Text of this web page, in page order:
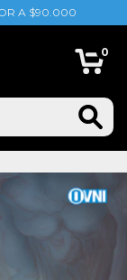
A $90.000
0